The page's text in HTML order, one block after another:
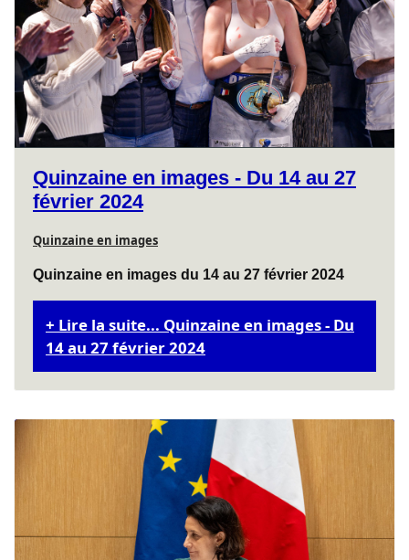
Quinzaine en images - Du 14 au 27
février 2024
Quinzaine en images
Quinzaine en images du 14 au 27 février 2024
Lire la suite... Quinzaine en images - Du
14 au 27 février 2024